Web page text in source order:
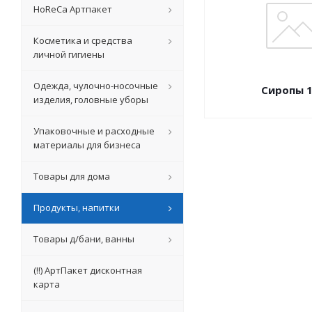
Сиропы
HoReCa Артпакет
Косметика и средства
личной гигиены
Одежда, чулочно-носочные
изделия, головные уборы
Упаковочные и расходные
материалы для бизнеса
Товары для дома
Продукты, напитки
Товары д/бани, ванны
(!!) АртПакет дисконтная
карта